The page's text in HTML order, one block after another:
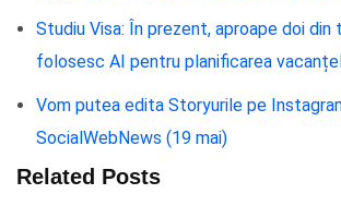
Studiu Visa: În prezent, aproape doi
folosesc AI pentru planificarea
Vom putea edita Storyurile pe
SocialWebNews (19 mai)
Related Posts